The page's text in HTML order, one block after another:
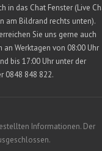
in das Chat Fenster (Live
am Bildrand rechts unten).
Sie uns gerne auch
Werktagen von 08:00 Uhr
bis 17:00 Uhr unter der
0848 848 822.
Informationen. Der